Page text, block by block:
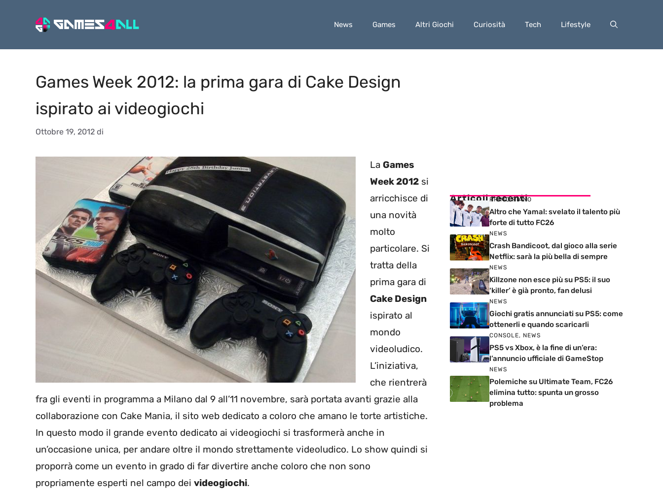
News Games Altri Giochi Curiosità Tech Lifestyle
Games Week 2012: la prima gara di Cake Design
ispirato ai videogiochi
Ottobre 19, 2012 di
La Games
Week 2012si
arricchisce di
una novità
molto
particolare. Si
tratta della
prima gara di
Cake Design
ispirato al
mondo
videoludico.
L’iniziativa,
che rientrerà
fra gli eventi in programma a Milano dal 9 all’11 novembre, sarà portata avanti grazie alla
collaborazione con Cake Mania, il sito web dedicato a coloro che amano le torte artistiche.
In questo modo il grande evento dedicato ai videogiochi si trasformerà anche in
un’occasione unica, per andare oltre il mondo strettamente videoludico. Lo show quindi si
proporrà come un evento in grado di far divertire anche coloro che non sono
propriamente esperti nel campo dei videogiochi.
Articoli recenti
PRIMO PIANO
Altro che Yamal: svelato il talento più
forte di tutto FC26
NEWS
Crash Bandicoot, dal gioco alla serie
Netflix: sarà la più bella di sempre
NEWS
Killzone non esce più su PS5: il suo
‘killer’ è già pronto, fan delusi
NEWS
Giochi gratis annunciati su PS5: come
ottenerli e quando scaricarli
CONSOLE, NEWS
PS5 vs Xbox, è la fine di un’era:
l’annuncio ufficiale di GameStop
NEWS
Polemiche su Ultimate Team, FC26
elimina tutto: spunta un grosso
problema